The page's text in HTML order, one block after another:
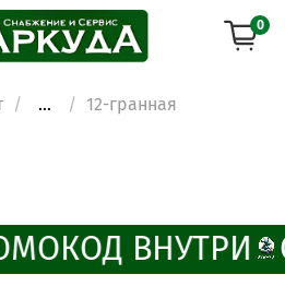
0
... 12-гранная
ВНУТРИ